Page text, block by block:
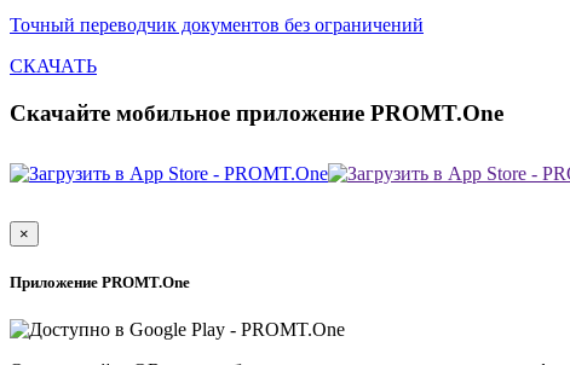
Точный переводчик документов без ограничений
СКАЧАТЬ
Скачайте мобильное приложение PROMT.One
×
Приложение PROMT.One